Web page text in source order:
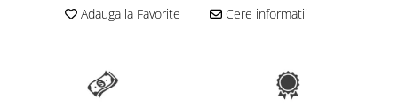
Accesorii Auto & Bicicletă
Adauga la Favorite Cere informatii